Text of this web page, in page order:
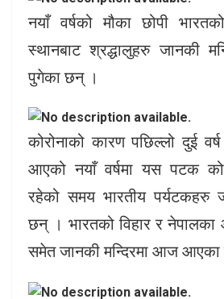
नयाँ वर्षको मौका छोपी
स्थानबाट श्रद्धालुहरु जानकी
पुगेका छन् ।
कोरोनाको कारण पछिल्लो दुई
आएको नयाँ वर्षमा यस पटक
रहेको समय भारतीय
छन् । भारतको विहार र
समेत जानकी मन्दिरमा आज आएका